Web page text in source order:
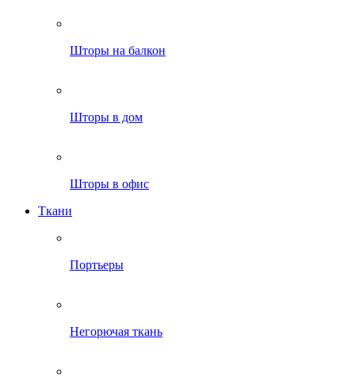
Шторы на балкон
Шторы в дом
Шторы в офис
Ткани
Портьеры
Негорючая ткань